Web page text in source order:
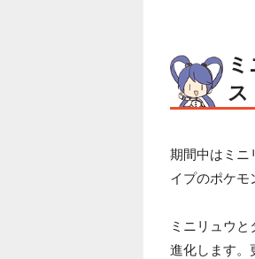
ス
期間中はミニ
イプのポケモ
ミニリュウ
進化します。